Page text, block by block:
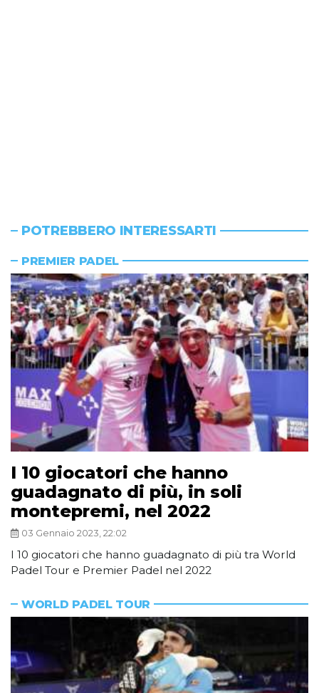
POTREBBERO INTERESSARTI
PREMIER PADEL
I 10 giocatori che hanno
guadagnato di più, in soli
montepremi, nel 2022
03 Gennaio 2023, 22:02
I 10 giocatori che hanno guadagnato di più tra World
Padel Tour e Premier Padel nel 2022
WORLD PADEL TOUR